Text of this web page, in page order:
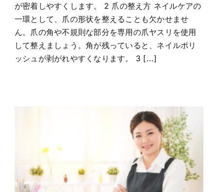
が密着しやすくします。 2 爪の整え方 ネイルケアの
一環として、爪の形状を整えることも欠かせませ
ん。爪の角や不規則な部分を専用の爪ヤスリを使用
して整えましょう。角が残っていると、ネイルポリ
ッシュが剥がれやすくなります。 3 [...]